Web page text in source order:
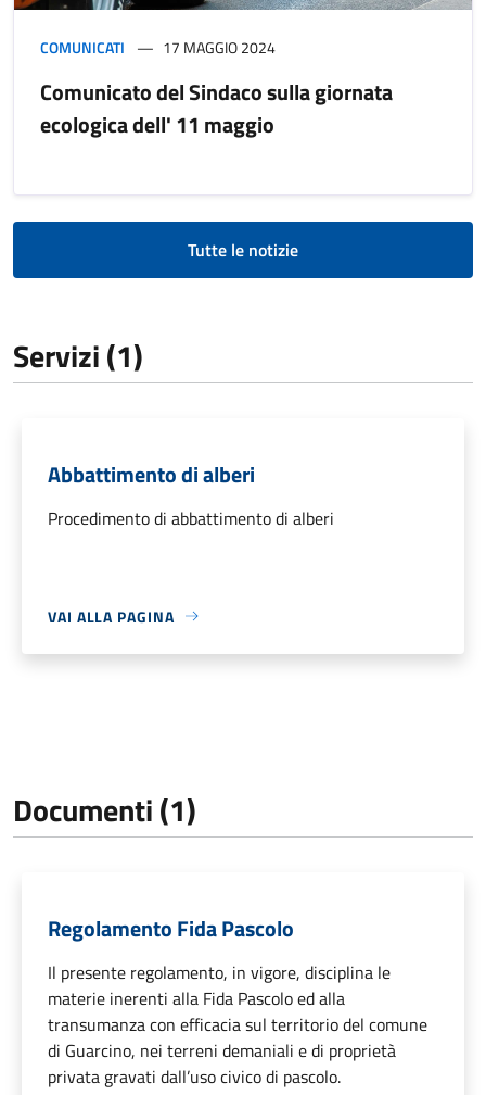
COMUNICATI 17 MAGGIO 2024
Comunicato del Sindaco sulla giornata
ecologica dell' 11 maggio
Tutte le notizie
Servizi (1)
Abbattimento di alberi
Procedimento di abbattimento di alberi
VAI ALLA PAGINA
Documenti (1)
Regolamento Fida Pascolo
Il presente regolamento, in vigore, disciplina le
materie inerenti alla Fida Pascolo ed alla
transumanza con efficacia sul territorio del comune
di Guarcino, nei terreni demaniali e di proprietà
privata gravati dall’uso civico di pascolo.